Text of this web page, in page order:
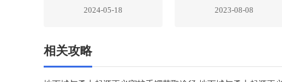
2024-05-18
战苹果版
2023-08-08
相关攻略